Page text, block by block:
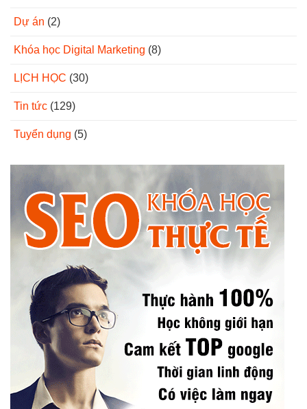
Dự án (2)
Khóa học Digital Marketing (8)
LỊCH HỌC (30)
Tin tức (129)
Tuyển dụng (5)